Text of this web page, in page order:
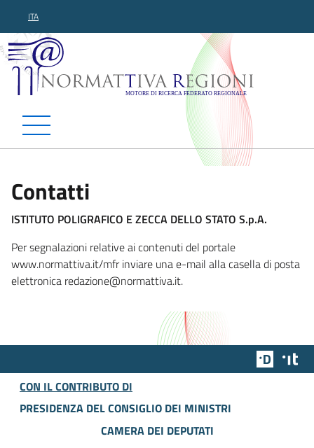
ITA
Normattiva Regioni -
Contatti
ISTITUTO POLIGRAFICO E ZECCA DELLO STATO S.p.A.
Per segnalazioni relative ai contenuti del portale
www.normattiva.it/mfr inviare una e-mail alla casella di posta
elettronica redazione@normattiva.it.
Team
CON IL CONTRIBUTO DI
PRESIDENZA DEL CONSIGLIO DEI MINISTRI
CAMERA DEI DEPUTATI